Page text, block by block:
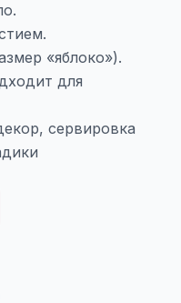
«яблоко»).
для
сервировка